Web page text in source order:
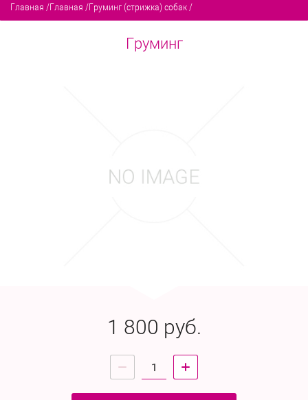
Главная /Главная /Груминг (стрижка) собак /
Груминг
1 800 руб.